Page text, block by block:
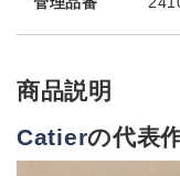
商品説明
Catierの代表